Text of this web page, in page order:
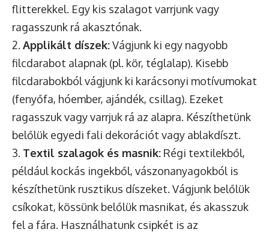
flitterekkel. Egy kis szalagot varrjunk vagy
ragasszunk rá akasztónak.
2. Applikált díszek:Vágjunk ki egy nagyobb
filcdarabot alapnak (pl. kör, téglalap). Kisebb
filcdarabokból vágjunk ki karácsonyi motívumokat
(fenyőfa, hóember, ajándék, csillag). Ezeket
ragasszuk vagy varrjuk rá az alapra. Készíthetünk
belőlük egyedi fali dekorációt vagy ablakdíszt.
3. Textil szalagok és masnik: Régi textilekből,
például kockás ingekből, vászonanyagokból is
készíthetünk rusztikus díszeket. Vágjunk belőlük
csíkokat, kössünk belőlük masnikat, és akasszuk
fel a fára. Használhatunk csipkét is az